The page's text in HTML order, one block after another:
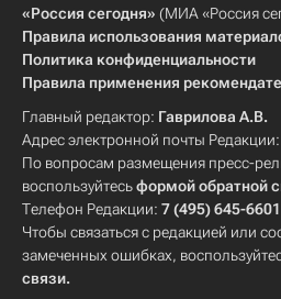
«Россия сегодня» (МИА «Россия
Правила использования
Политика конфиденциальности
Правила применения
Главный редактор: Гаврилова А.В.
Адрес электронной почты Редакции:
По вопросам размещения пресс-
воспользуйтесьформой обратной
Телефон Редакции: 7 (495) 645-6601
Чтобы связаться с редакцией или
замеченных ошибках,
связи.